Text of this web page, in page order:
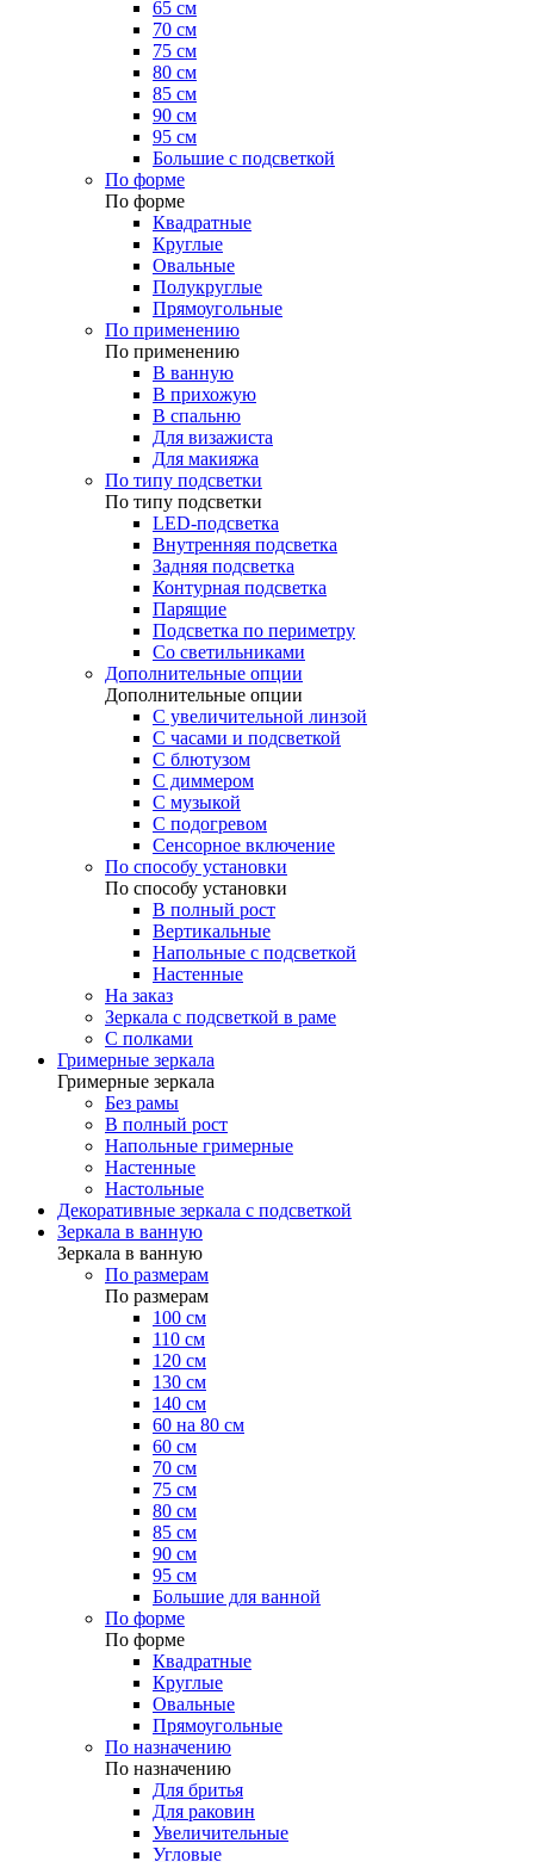
65 см
70 см
75 см
80 см
85 см
90 см
95 см
Большие с подсветкой
По форме
По форме
Квадратные
Круглые
Овальные
Полукруглые
Прямоугольные
По применению
По применению
В ванную
В прихожую
В спальню
Для визажиста
Для макияжа
По типу подсветки
По типу подсветки
LED-подсветка
Внутренняя подсветка
Задняя подсветка
Контурная подсветка
Парящие
Подсветка по периметру
Со светильниками
Дополнительные опции
Дополнительные опции
C увеличительной линзой
C часами и подсветкой
С блютузом
С диммером
С музыкой
С подогревом
Сенсорное включение
По способу установки
По способу установки
В полный рост
Вертикальные
Напольные с подсветкой
Настенные
На заказ
Зеркала с подсветкой в раме
С полками
Гримерные зеркала
Гримерные зеркала
Без рамы
В полный рост
Напольные гримерные
Настенные
Настольные
Декоративные зеркала с подсветкой
Зеркала в ванную
Зеркала в ванную
По размерам
По размерам
100 см
110 см
120 см
130 см
140 см
60 на 80 см
60 см
70 см
75 см
80 см
85 см
90 см
95 см
Большие для ванной
По форме
По форме
Квадратные
Круглые
Овальные
Прямоугольные
По назначению
По назначению
Для бритья
Для раковин
Увеличительные
Угловые